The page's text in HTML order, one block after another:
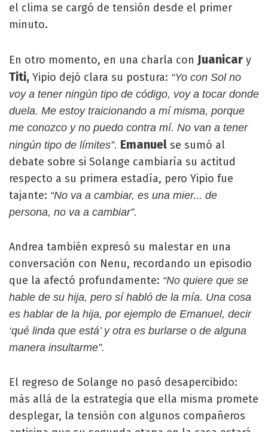
el clima se cargó de tensión desde el primer
minuto.
En otro momento, en una charla con Juanicar y
Titi, Yipio dejó clara su postura: “Yo con Sol no
voy a tener ningún tipo de código, voy a tocar donde
duela. Me estoy traicionando a mí misma, porque
me conozco y no puedo contra mí. No van a tener
ningún tipo de límites”. Emanuel se sumó al
debate sobre si Solange cambiaría su actitud
respecto a su primera estadía, pero Yipio fue
tajante: “No va a cambiar, es una mier... de
persona, no va a cambiar”.
Andrea también expresó su malestar en una
conversación con Nenu, recordando un episodio
que la afectó profundamente: “No quiere que se
hable de su hija, pero sí habló de la mía. Una cosa
es hablar de la hija, por ejemplo de Emanuel, decir
‘qué linda que está’ y otra es burlarse o de alguna
manera insultarme”.
El regreso de Solange no pasó desapercibido:
más allá de la estrategia que ella misma promete
desplegar, la tensión con algunos compañeros